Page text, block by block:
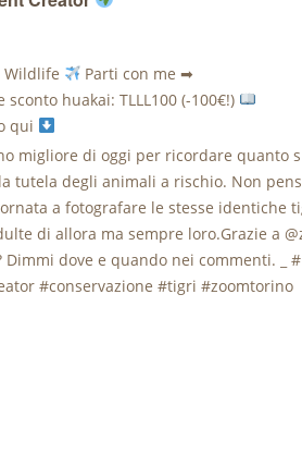
Parti con me ➡
sconto huakai: TLLL100 (-100€!)
qui